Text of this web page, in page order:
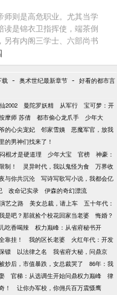
师则是高危职业。尤其当学
读是锦衣卫指挥使，端茶倒
另有内阁三学士、六部尚书
视眈眈，随时准备撸袖
非同一般。站在文华殿的讲
光明媚而忧伤。苍天在上，
载 - 奥术世纪最新章节 - 好看的都市言
2002 曼陀罗妖精 从军行
宝可梦：开
摩师 苏倩 都市偷心龙爪手
少年大
的心尖宠妃 邻家雪姨
恶魔军官，放我
的男神们找来了！
棍才是硬道理 少年大宝 官榜
神豪：
制！ 灵异时代，我以鬼怪为食
万界收
与你共沉沦
写诗写歌写小说，我都会亿
改命记实录 伊森的奇幻漂流
艺之路 美女总裁，请上车
五十年代：
是吧？那就捡个校花回家当老婆
悔婚？
吃香喝辣
权力巅峰：从省府秘书开
靠挂！ 我的区长老婆
火红年代：开发
镖 以法律之名
我省府大秘，问鼎京
炒后，市值暴跌，女总裁哭了
86年：我
官梯：从选调生开始问鼎权力巅峰
律
！
让你办军校，你佣兵百万震慑鹰